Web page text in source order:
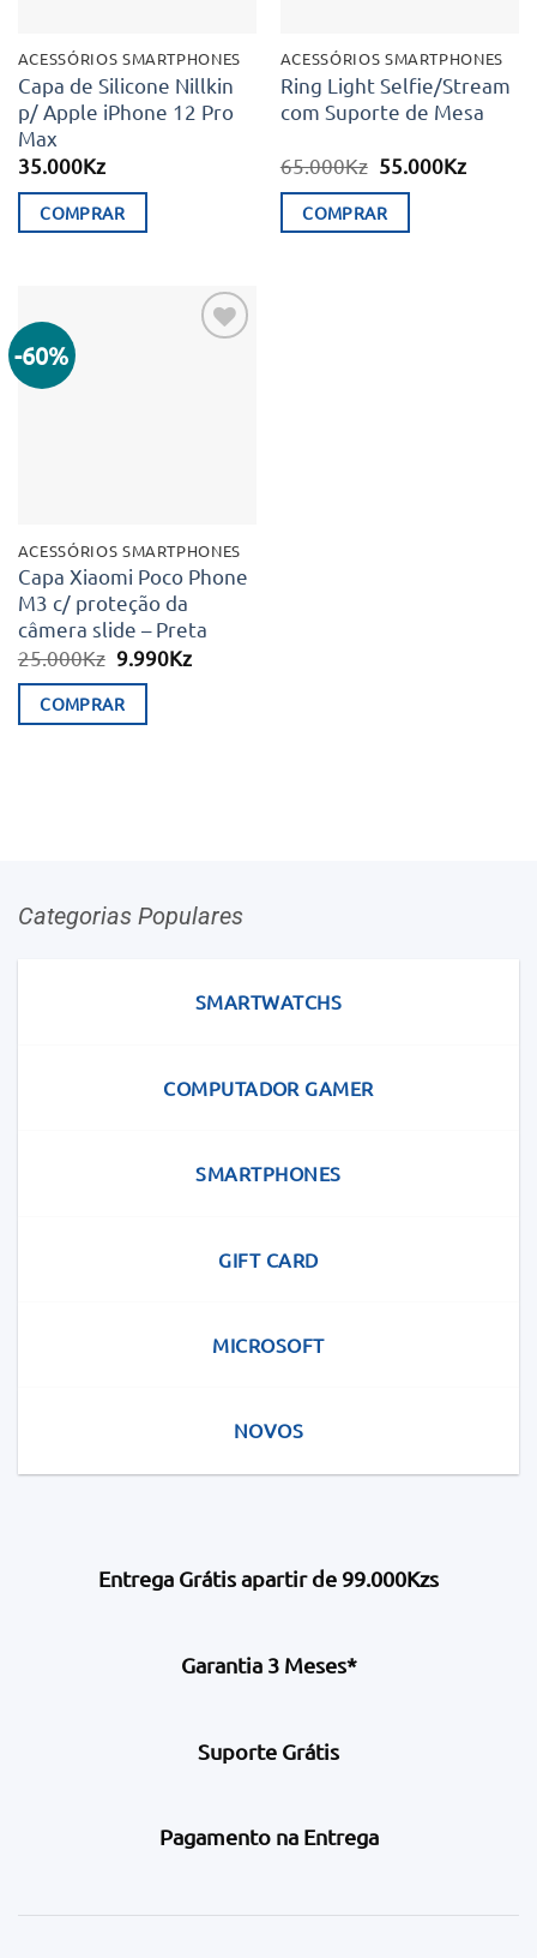
ACESSÓRIOS SMARTPHONES
Capa de Silicone Nillkin
p/ Apple iPhone 12 Pro
Max
35.000Kz
COMPRAR
ACESSÓRIOS SMARTPHONES
Ring Light Selfie/Stream
com Suporte de Mesa
65.000Kz O
original
era:
55.000KzO
COMPRAR
-60%
ACESSÓRIOS SMARTPHONES
Capa Xiaomi Poco Phone
M3 c/ proteção da
câmera slide – Preta
25.000Kz O
original
era:
9.990KzO
COMPRAR
Categorias Populares
SMARTWATCHS
COMPUTADOR GAMER
SMARTPHONES
GIFT CARD
MICROSOFT
NOVOS
Entrega Grátis apartir de 99.000Kzs
Garantia 3 Meses*
Suporte Grátis
Pagamento na Entrega